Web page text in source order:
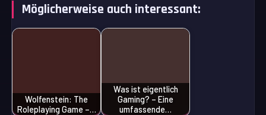
Möglicherweise auch interessant:
Wolfenstein: The
Roleplaying Game –…
Was ist eigentlich
Gaming? – Eine
umfassende…